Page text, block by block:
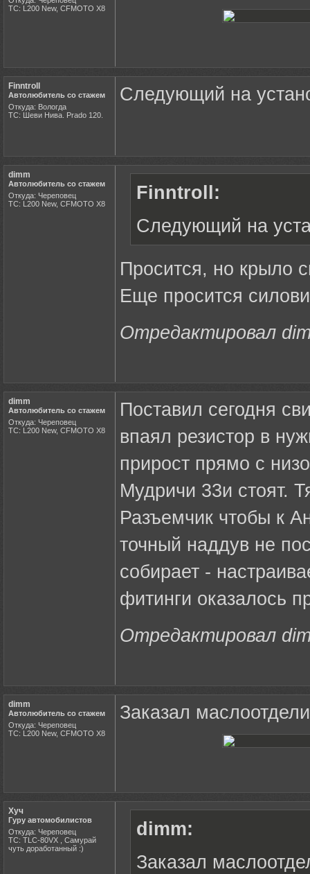
ТС: L200 New, CFMOTO X8
Finntroll
Автолюбитель со стажем
Откуда: Вологда
ТС: Шеви Нива. Prado 120.
Следующий на
dimm
Автолюбитель со стажем
Откуда: Череповец
ТС: L200 New, CFMOTO X8
Finntroll:
Следующий на
Просится, но крыло
Еще просится
Отредактировал
dimm
Автолюбитель со стажем
Откуда: Череповец
ТС: L200 New, CFMOTO X8
Поставил сегодня
впаял резистор в
прирост прямо с
Мудричи 33и стоят.
Разъемчик чтобы к
точный наддув не
собирает -
фитинги оказалось
Отредактировал
dimm
Автолюбитель со стажем
Откуда: Череповец
ТС: L200 New, CFMOTO X8
Заказал
Хуч
Гуру автомобилистов
Откуда: Череповец
ТС: TLC-80VX , Самурай
чуть доработанный :)
dimm:
Заказал